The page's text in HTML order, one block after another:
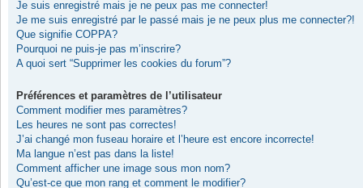
Je suis enregistré mais je ne peux pas me connecter!
Je me suis enregistré par le passé mais je ne peux plus me connecter?!
Que signifie COPPA?
Pourquoi ne puis-je pas m’inscrire?
A quoi sert “Supprimer les cookies du forum”?
Préférences et paramètres de l’utilisateur
Comment modifier mes paramètres?
Les heures ne sont pas correctes!
J’ai changé mon fuseau horaire et l’heure est encore incorrecte!
Ma langue n’est pas dans la liste!
Comment afficher une image sous mon nom?
Qu’est-ce que mon rang et comment le modifier?